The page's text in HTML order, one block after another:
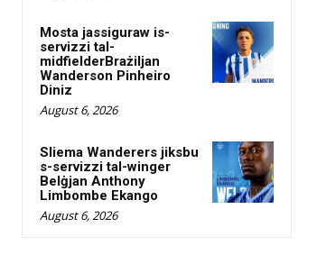
Mosta jassiguraw is-
servizzi tal-
midfielderBrażiljan
Wanderson Pinheiro
Diniz
August 6, 2026
Sliema Wanderers jiksbu
s-servizzi tal-winger
Belġjan Anthony
Limbombe Ekango
August 6, 2026